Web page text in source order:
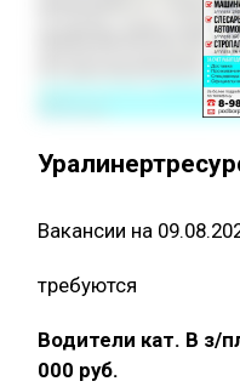
Вакансии на
требуются
Водители кат. В з/
000 руб.